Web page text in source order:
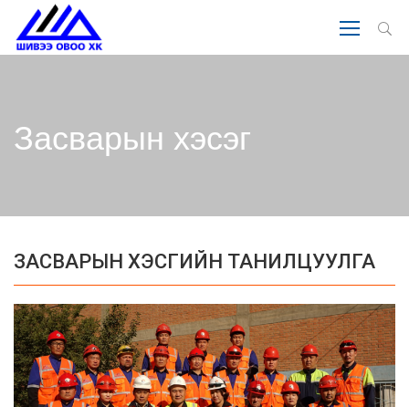
Засварын хэсэг
ЗАСВАРЫН ХЭСГИЙН ТАНИЛЦУУЛГА